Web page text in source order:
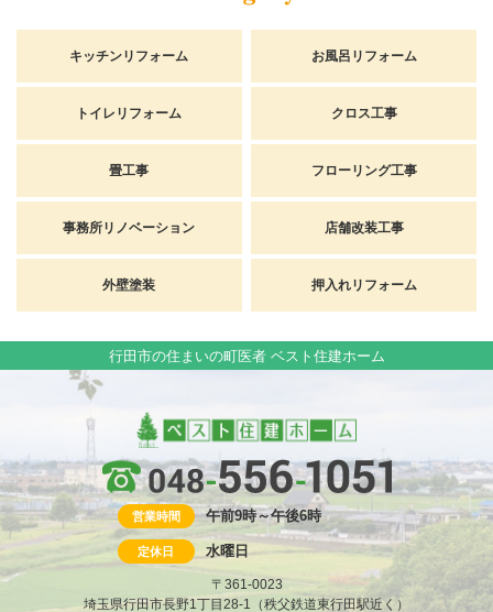
キッチンリフォーム お風呂リフォーム
トイレリフォーム クロス工事
畳工事 フローリング工事
事務所リノベーション 店舗改装工事
外壁塗装 押入れリフォーム
行田市の住まいの町医者 ベスト住建ホーム
営業時間 午前9時～午後6時
定休日 水曜日
〒361-0023
埼玉県行田市長野1丁目28-1（秩父鉄道東行田駅近く）